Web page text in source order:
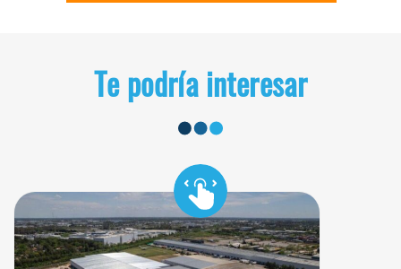
Te podría interesar